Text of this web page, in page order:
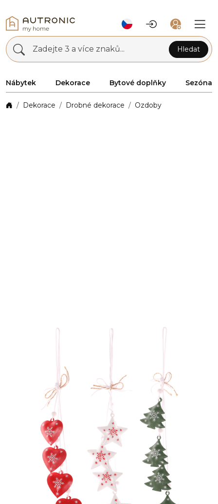
Zadejte 3 a více znaků... Hledat
Nábytek Dekorace Bytové doplňky Sezóna
Dekorace Drobné dekorace Ozdoby